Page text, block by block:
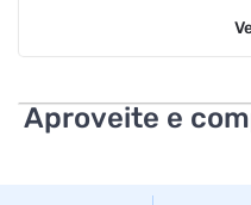
Aproveite e